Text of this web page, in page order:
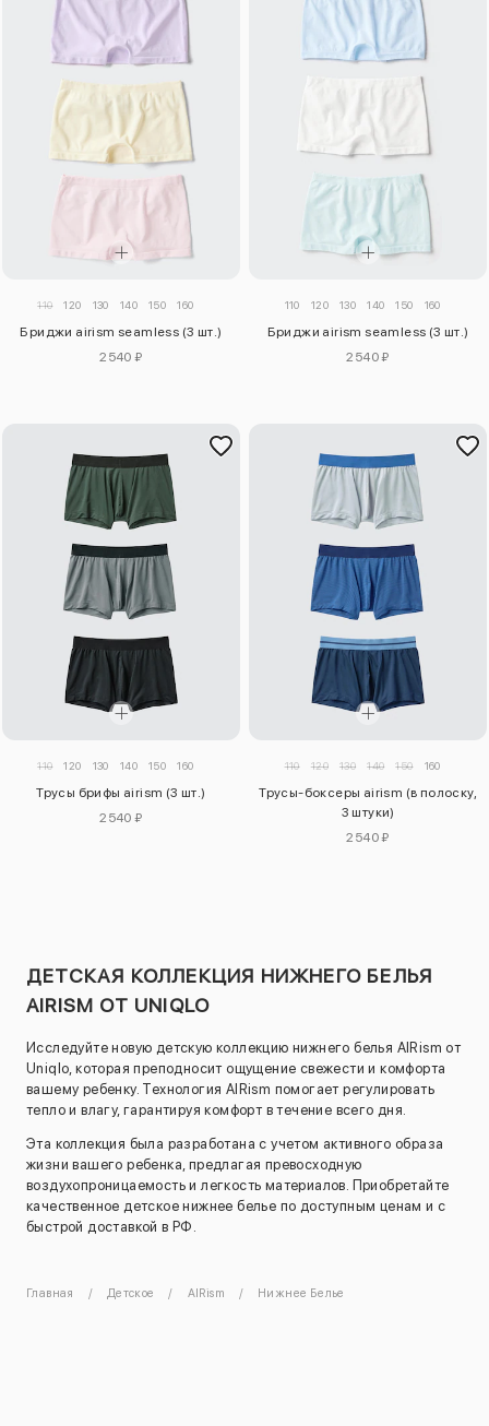
110 120 130 140 150 160
Бриджи airism seamless (3 шт.)
2540 ₽
110 120 130 140 150 160
Бриджи airism seamless (3 шт.)
2540 ₽
110 120 130 140 150 160
Трусы брифы airism (3 шт.)
2540 ₽
110 120 130 140 150 160
Трусы-боксеры airism (в полоску,
3 штуки)
2540 ₽
ДЕТСКАЯ КОЛЛЕКЦИЯ НИЖНЕГО БЕЛЬЯ
AIRISM ОТ UNIQLO
Исследуйте новую детскую коллекцию нижнего белья AIRism от
Uniqlo, которая преподносит ощущение свежести и комфорта
вашему ребенку. Технология AIRism помогает регулировать
тепло и влагу, гарантируя комфорт в течение всего дня.
Эта коллекция была разработана с учетом активного образа
жизни вашего ребенка, предлагая превосходную
воздухопроницаемость и легкость материалов. Приобретайте
качественное детское нижнее белье по доступным ценам и с
быстрой доставкой в РФ.
Главная Детское AIRism Нижнее Белье